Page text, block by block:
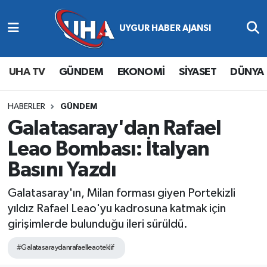
UHA TV GÜNDEM EKONOMİ SİYASET DÜNYA
HABERLER GÜNDEM
Galatasaray'dan Rafael
Leao Bombası: İtalyan
Basını Yazdı
Galatasaray'ın, Milan forması giyen Portekizli
yıldız Rafael Leao'yu kadrosuna katmak için
girişimlerde bulunduğu ileri sürüldü.
#Galatasaraydanrafaelleaoteklif
Abone Ol
Gündem
Ekonomi
Magazin
Siyaset
Spor
Yaşam
Nöbetçi Eczaneler
Hava Durumu
Namaz Vakitleri
Trafik Durumu
Süper Lig Puan Durumu ve Fikstür
Tüm Manşetler
Son Dakika Haberleri